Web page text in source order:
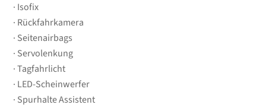
Isofix
Rückfahrkamera
Seitenairbags
Servolenkung
Tagfahrlicht
LED-Scheinwerfer
Spurhalte Assistent